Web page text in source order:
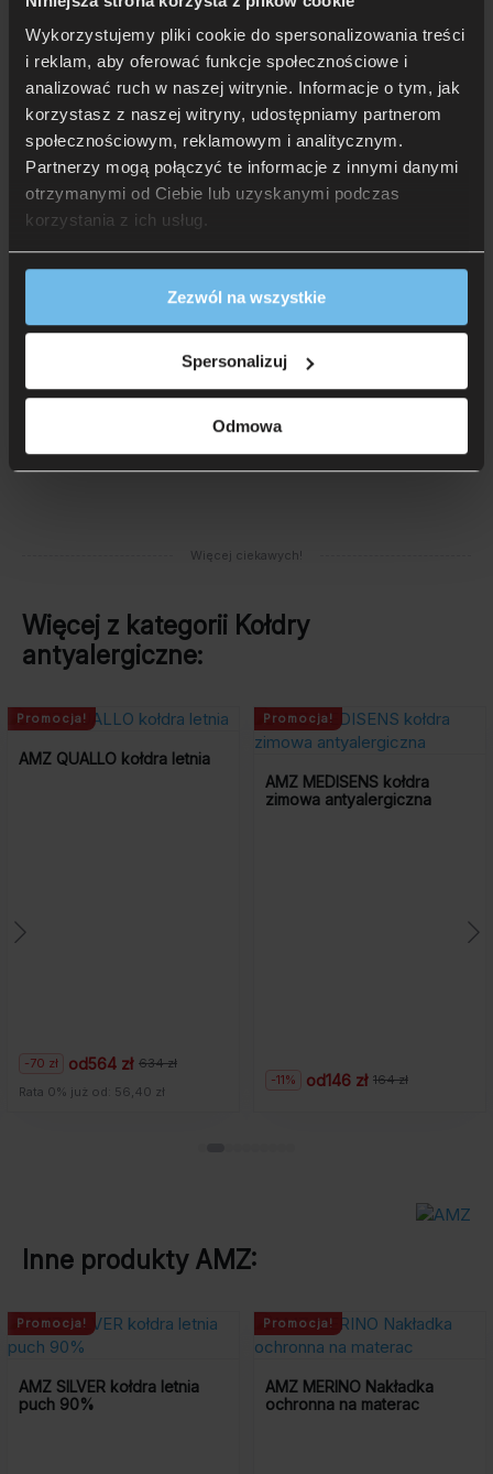
Wykorzystujemy pliki cookie do spersonalizowania treści
i reklam, aby oferować funkcje społecznościowe i
analizować ruch w naszej witrynie. Informacje o tym, jak
korzystasz z naszej witryny, udostępniamy partnerom
społecznościowym, reklamowym i analitycznym.
Partnerzy mogą połączyć te informacje z innymi danymi
otrzymanymi od Ciebie lub uzyskanymi podczas
korzystania z ich usług.
Zezwól na wszystkie
Spersonalizuj
Odmowa
Można prać w pralce w domowych warunkach – nawet
w 60 st. C., co skutecznie eliminuje roztocza oraz inne
drobnoustroje. Kołdra bardzo szybko schnie.
Opakowanie fabryczne produktu służy do jego
bezpiecznego przechowywania oraz transportu.
Certyfikaty kołdry letniej AMZ
Produkt posiada certyfikat OEKO-TEX® Standard 100, który
potwierdza, że spełnia międzynarodowe wymagania
dotyczące bezpieczeństwa wyrobów włókienniczych.
Więcej ciekawych!
Więcej z kategorii Kołdry
antyalergiczne:
QUALLO kołdra letnia
od 634 zł
564 zł
0% już od: 56,40 zł
Promocja!
AMZ MEDISENS kołdra
zimowa antyalergiczna
od 164 zł
Pierwotna146 zł
Aktualna
Inne produkty AMZ:
Promocja!
AMZ SILVER kołdra letnia
puch 90%
Promocja!
AMZ MERINO Nakładka
ochronna na materac